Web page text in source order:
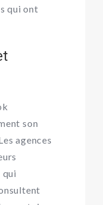
qui ont
son
agences
qui